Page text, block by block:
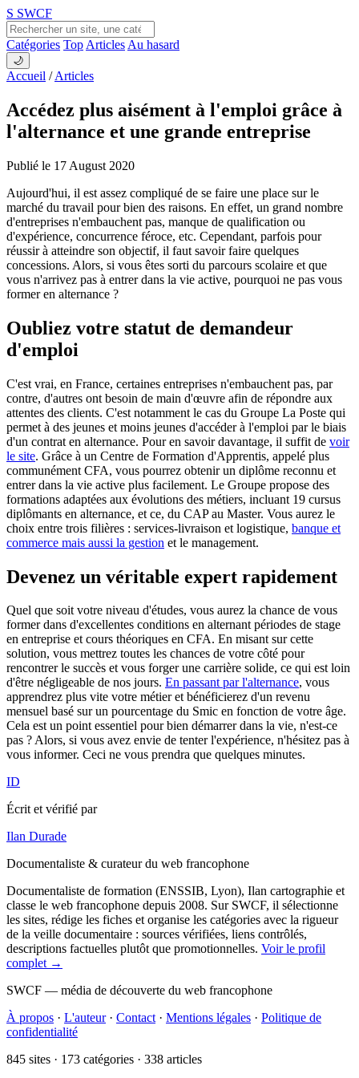
S SWCF
Catégories Top Articles Au hasard
🌙
Accueil /Articles
Accédez plus aisément à l'emploi grâce à
l'alternance et une grande entreprise
Publié le 17 August 2020
Aujourd'hui, il est assez compliqué de se faire une place sur le
marché du travail pour bien des raisons. En effet, un grand nombre
d'entreprises n'embauchent pas, manque de qualification ou
d'expérience, concurrence féroce, etc. Cependant, parfois pour
réussir à atteindre son objectif, il faut savoir faire quelques
concessions. Alors, si vous êtes sorti du parcours scolaire et que
vous n'arrivez pas à entrer dans la vie active, pourquoi ne pas vous
former en alternance ?
Oubliez votre statut de demandeur
d'emploi
C'est vrai, en France, certaines entreprises n'embauchent pas, par
contre, d'autres ont besoin de main d'œuvre afin de répondre aux
attentes des clients. C'est notamment le cas du Groupe La Poste qui
permet à des jeunes et moins jeunes d'accéder à l'emploi par le biais
d'un contrat en alternance. Pour en savoir davantage, il suffit de voir
le site. Grâce à un Centre de Formation d'Apprentis, appelé plus
communément CFA, vous pourrez obtenir un diplôme reconnu et
entrer dans la vie active plus facilement. Le Groupe propose des
formations adaptées aux évolutions des métiers, incluant 19 cursus
diplômants en alternance, et ce, du CAP au Master. Vous aurez le
choix entre trois filières : services-livraison et logistique, banque et
commerce mais aussi la gestion et le management.
Devenez un véritable expert rapidement
Quel que soit votre niveau d'études, vous aurez la chance de vous
former dans d'excellentes conditions en alternant périodes de stage
en entreprise et cours théoriques en CFA. En misant sur cette
solution, vous mettrez toutes les chances de votre côté pour
rencontrer le succès et vous forger une carrière solide, ce qui est loin
d'être négligeable de nos jours. En passant par l'alternance, vous
apprendrez plus vite votre métier et bénéficierez d'un revenu
mensuel basé sur un pourcentage du Smic en fonction de votre âge.
Cela est un point essentiel pour bien démarrer dans la vie, n'est-ce
pas ? Alors, si vous avez envie de tenter l'expérience, n'hésitez pas à
vous informer. Ceci ne vous prendra que quelques minutes.
ID
Écrit et vérifié par
Ilan Durade
Documentaliste & curateur du web francophone
Documentaliste de formation (ENSSIB, Lyon), Ilan cartographie et
classe le web francophone depuis 2008. Sur SWCF, il sélectionne
les sites, rédige les fiches et organise les catégories avec la rigueur
de la veille documentaire : sources vérifiées, liens contrôlés,
descriptions factuelles plutôt que promotionnelles. Voir le profil
complet →
SWCF — média de découverte du web francophone
À propos · L'auteur · Contact · Mentions légales · Politique de
confidentialité
845 sites · 173 catégories · 338 articles